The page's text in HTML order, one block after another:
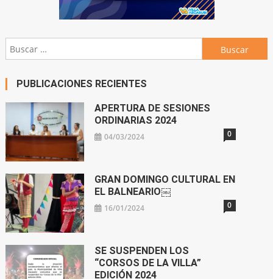
Buscar:
PUBLICACIONES RECIENTES
APERTURA DE SESIONES
ORDINARIAS 2024
04/03/2024 0
GRAN DOMINGO CULTURAL EN
EL BALNEARIO￼
16/01/2024 0
SE SUSPENDEN LOS
“CORSOS DE LA VILLA”
EDICIÓN 2024